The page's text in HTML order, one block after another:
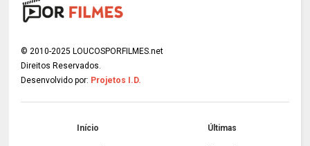
© 2010-2025 LOUCOSPORFILMES.net
Direitos Reservados.
Desenvolvido por: Projetos I.D.
Início Últimas